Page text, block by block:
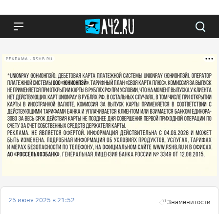
РЕКЛАМА • RSHB.RU
25 июня 2025 в 21:52 Знаменитости